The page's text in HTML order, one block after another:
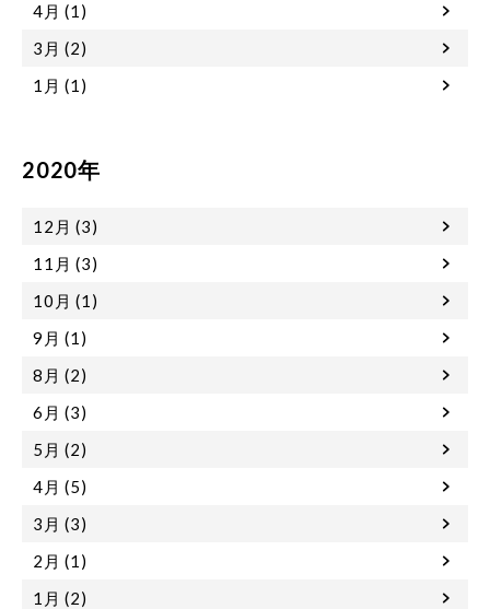
4月 (1)
3月 (2)
1月 (1)
2020年
12月 (3)
11月 (3)
10月 (1)
9月 (1)
8月 (2)
6月 (3)
5月 (2)
4月 (5)
3月 (3)
2月 (1)
1月 (2)